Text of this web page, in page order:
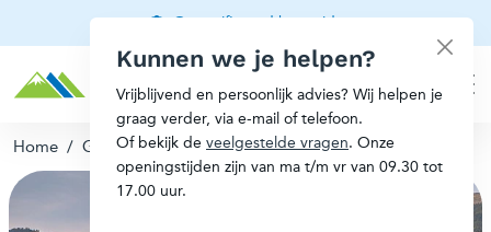
Kunnen we je helpen?
Vrijblijvend en persoonlijk advies? Wij helpen je
graag verder, via e-mail of telefoon.
Of bekijk de veelgestelde vragen. Onze
openingstijden zijn van ma t/m vr van 09.30 tot
17.00 uur.
Gecertificeerd berggids
Home / Groepsreis